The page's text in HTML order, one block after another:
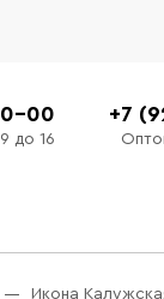
00
до 16
+7
Икона